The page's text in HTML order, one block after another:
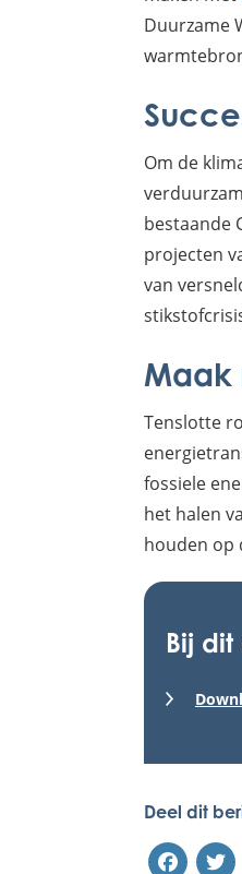
Duurzame
Om de
bestaande
projecten
van
Maak
Tenslotte
fossiele
het halen
houden op
Bij
Deel dit